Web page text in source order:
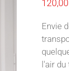
Envie
l'air du